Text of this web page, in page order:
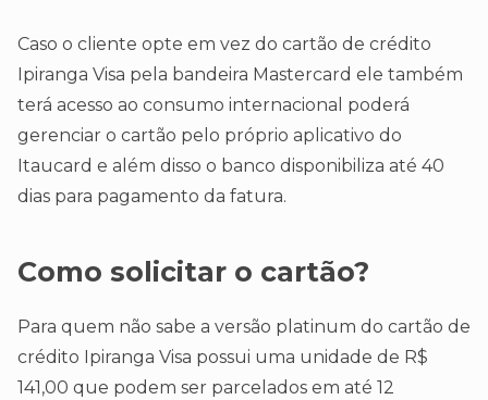
Caso o cliente opte em vez do cartão de crédito
Ipiranga Visa pela bandeira Mastercard ele também
terá acesso ao consumo internacional poderá
gerenciar o cartão pelo próprio aplicativo do
Itaucard e além disso o banco disponibiliza até 40
dias para pagamento da fatura.
Como solicitar o cartão?
Para quem não sabe a versão platinum do cartão de
crédito Ipiranga Visa possui uma unidade de R$
141,00 que podem ser parcelados em até 12